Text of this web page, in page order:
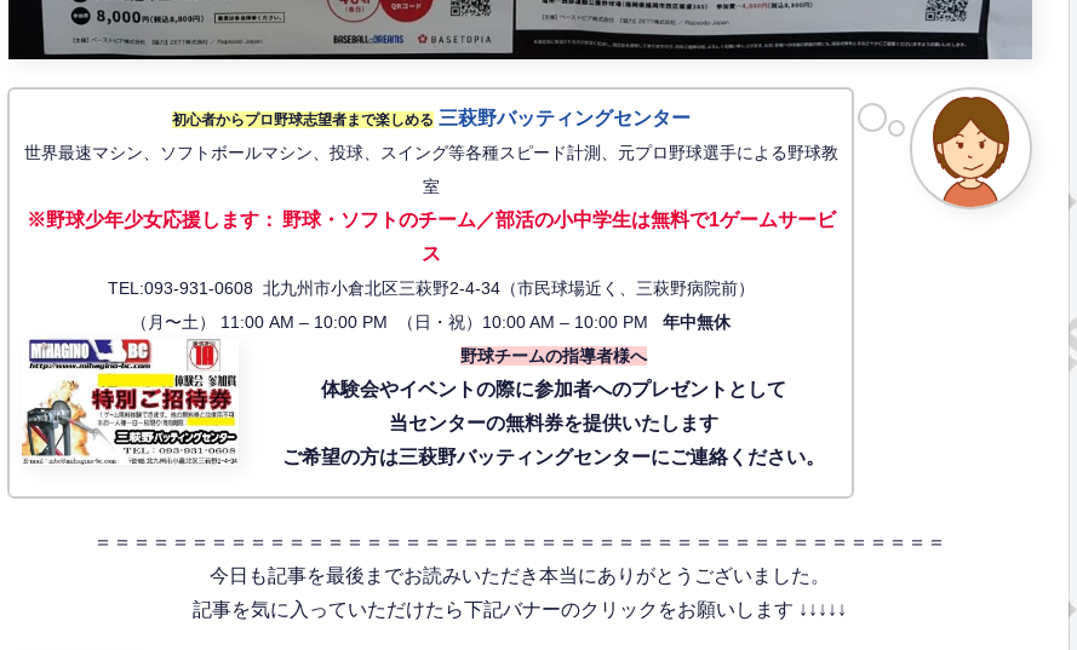
初心者からプロ野球志望者まで楽しめる 三萩野バッティングセンター
世界最速マシン、ソフトボールマシン、投球、スイング等各種スピード計測、元プロ野球選手による野球教
室
※野球少年少女応援します： 野球・ソフトのチーム／部活の小中学生は無料で1ゲームサービ
ス
TEL:093-931-0608 北九州市小倉北区三萩野2-4-34（市民球場近く、三萩野病院前）
（月〜土） 11:00 AM – 10:00 PM （日・祝）10:00 AM – 10:00 PM年中無休
野球チームの指導者様へ
体験会やイベントの際に参加者へのプレゼントとして
当センターの無料券を提供いたします
ご希望の方は三萩野バッティングセンターにご連絡ください。
＝＝＝＝＝＝＝＝＝＝＝＝＝＝＝＝＝＝＝＝＝＝＝＝＝＝＝＝＝＝＝＝＝＝＝＝＝＝＝＝＝＝＝＝
今日も記事を最後までお読みいただき本当にありがとうございました。
記事を気に入っていただけたら下記バナーのクリックをお願いします ↓↓↓↓↓